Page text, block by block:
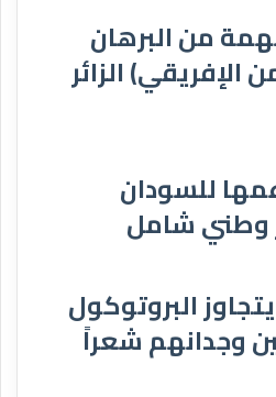
من البرهان
الإفريقي) الزائر
للسودان
وطني شامل
البروتوكول
وجدانهم شعراً